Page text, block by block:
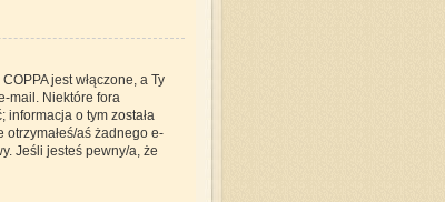
jest włączone, a Ty
mail. Niektóre fora
o tym została
aś żadnego e-
Jeśli jesteś pewny/a, że